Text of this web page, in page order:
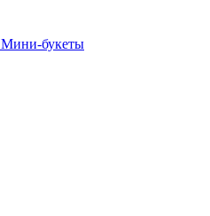
Мини-букеты